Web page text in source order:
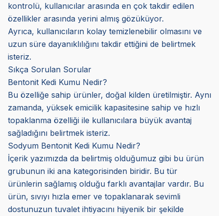
kontrolü, kullanıcılar arasında en çok takdir edilen
özellikler arasında yerini almış gözüküyor.
Ayrıca, kullanıcıların kolay temizlenebilir olmasını ve
uzun süre dayanıklılığını takdir ettiğini de belirtmek
isteriz.
Sıkça Sorulan Sorular
Bentonit Kedi Kumu Nedir?
Bu özelliğe sahip ürünler, doğal kilden üretilmiştir. Aynı
zamanda, yüksek emicilik kapasitesine sahip ve hızlı
topaklanma özelliği ile kullanıcılara büyük avantaj
sağladığını belirtmek isteriz.
Sodyum Bentonit Kedi Kumu Nedir?
İçerik yazımızda da belirtmiş olduğumuz gibi bu ürün
grubunun iki ana kategorisinden biridir. Bu tür
ürünlerin sağlamış olduğu farklı avantajlar vardır. Bu
ürün, sıvıyı hızla emer ve topaklanarak sevimli
dostunuzun tuvalet ihtiyacını hijyenik bir şekilde